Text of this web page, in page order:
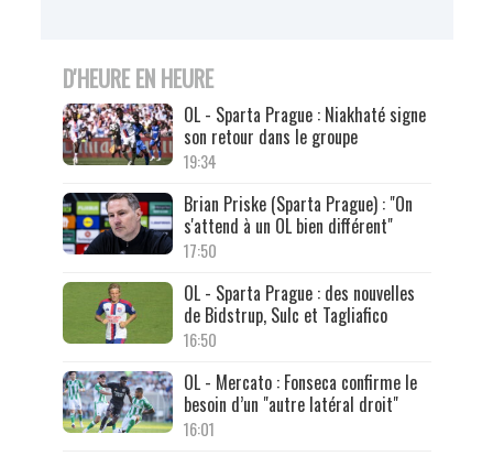
D'HEURE EN HEURE
OL - Sparta Prague : Niakhaté signe
son retour dans le groupe
19:34
Brian Priske (Sparta Prague) : "On
s'attend à un OL bien différent"
17:50
OL - Sparta Prague : des nouvelles
de Bidstrup, Sulc et Tagliafico
16:50
OL - Mercato : Fonseca confirme le
besoin d’un "autre latéral droit"
16:01